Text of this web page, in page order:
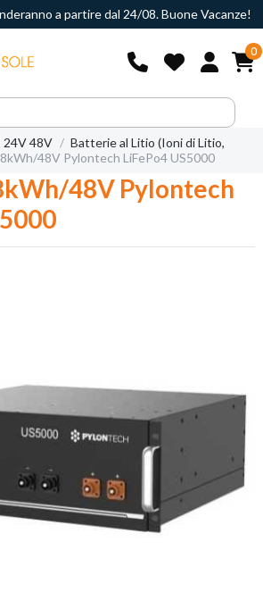
a partire dal 24/08. Buone Vacanze!
0
24V 48V
Batterie al Litio (Ioni di Litio,
48V Pylontech LiFePo4 US5000
48V Pylontech